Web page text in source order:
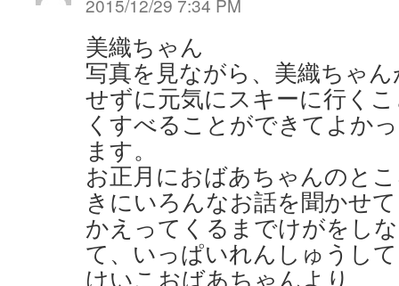
2015/12/29 7:34 PM
美織ちゃん
写真を見ながら、美織ちゃ
せずに元気にスキーに行く
くすべることができてよか
ます。
お正月におばあちゃんのと
きにいろんなお話を聞かせ
かえってくるまでけがをし
て、いっぱいれんしゅう
けいこおばあちゃんより